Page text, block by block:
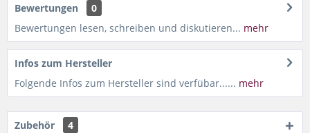
Bewertungen
0
Bewertungen lesen, schreiben und diskutieren... mehr
Infos zum Hersteller
Folgende Infos zum Hersteller sind verfübar...... mehr
Zubehör 4